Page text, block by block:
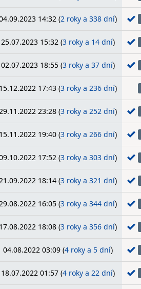
14:32 (2 roky a 338 dní)
25.07.2023 15:32 (3 roky a 14 dní)
02.07.2023 18:55 (3 roky a 37 dní)
15.12.2022 17:43 (3 roky a 236 dní)
23:28 (3 roky a 252 dní)
15.11.2022 19:40 (3 roky a 266 dní)
17:52 (3 roky a 303 dní)
18:14 (3 roky a 321 dní)
16:05 (3 roky a 344 dní)
17.08.2022 18:08 (3 roky a 356 dní)
04.08.2022 03:09 (4 roky a 5 dní)
18.07.2022 01:57 (4 roky a 22 dní)